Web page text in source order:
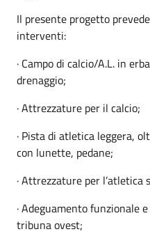
Il presente progetto
interventi:
· Campo di calcio/A.L. in
drenaggio;
· Attrezzature per il calcio;
· Pista di atletica leggera,
con lunette, pedane;
· Attrezzature per l’atletica
· Adeguamento funzionale
tribuna ovest;